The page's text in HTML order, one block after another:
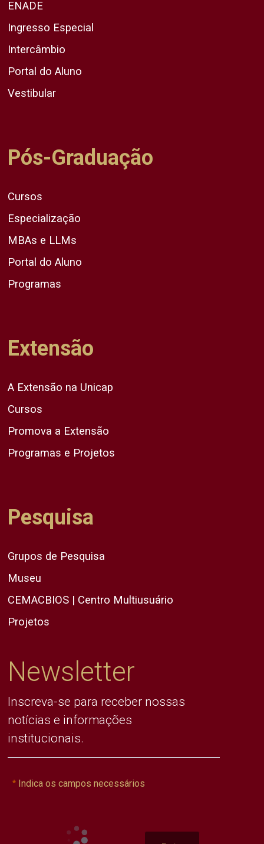
ENADE
Ingresso Especial
Intercâmbio
Portal do Aluno
Vestibular
Pós-Graduação
Cursos
Especialização
MBAs e LLMs
Portal do Aluno
Programas
Extensão
A Extensão na Unicap
Cursos
Promova a Extensão
Programas e Projetos
Pesquisa
Grupos de Pesquisa
Museu
CEMACBIOS | Centro Multiusuário
Projetos
Newsletter
Inscreva-se para receber nossas
notícias e informações
institucionais.
Indica os campos necessários